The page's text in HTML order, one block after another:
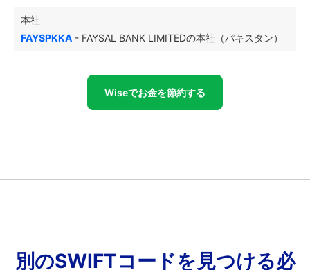
本社
FAYSPKKA - FAYSAL BANK LIMITEDの本社（パキスタン）
Wiseでお金を節約する
別のSWIFTコードを見つける必